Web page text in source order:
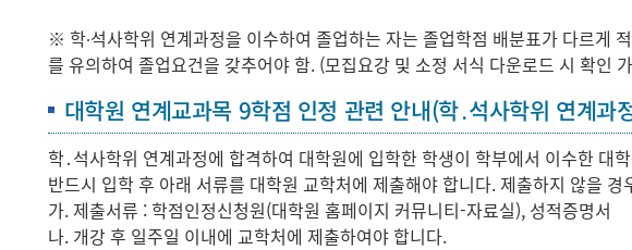
※ 학∙석사학위 연계과정을 이수하여 졸업하는 자는 졸업학점 배분표가 다르게
를 유의하여 졸업요건을 갖추어야 함. (모집요강 및 소정 서식 다운로드 시 확인
대학원 연계교과목 9학점 인정 관련 안내(학․석사학위 연계과
학․석사학위 연계과정에 합격하여 대학원에 입학한 학생이 학부에서 이수한 대
반드시 입학 후 아래 서류를 대학원 교학처에 제출해야 합니다. 제출하지 않을
가. 제출서류 : 학점인정신청원(대학원 홈페이지 커뮤니티-자료실), 성적증명서
나. 개강 후 일주일 이내에 교학처에 제출하여야 합니다.